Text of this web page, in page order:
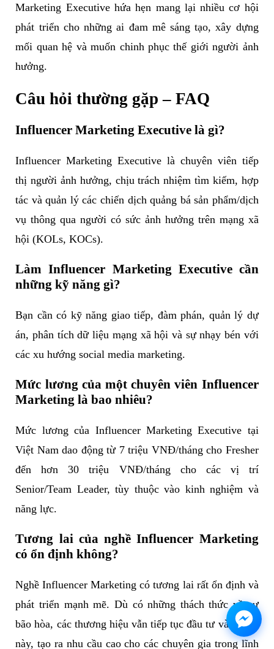
Marketing Executive hứa hẹn mang lại nhiều cơ hội
phát triển cho những ai đam mê sáng tạo, xây dựng
mối quan hệ và muốn chinh phục thế giới người ảnh
hưởng.
Câu hỏi thường gặp – FAQ
Influencer Marketing Executive là gì?
Influencer Marketing Executive là chuyên viên tiếp
thị người ảnh hưởng, chịu trách nhiệm tìm kiếm, hợp
tác và quản lý các chiến dịch quảng bá sản phẩm/dịch
vụ thông qua người có sức ảnh hưởng trên mạng xã
hội (KOLs, KOCs).
Làm Influencer Marketing Executive cần
những kỹ năng gì?
Bạn cần có kỹ năng giao tiếp, đàm phán, quản lý dự
án, phân tích dữ liệu mạng xã hội và sự nhạy bén với
các xu hướng social media marketing.
Mức lương của một chuyên viên Influencer
Marketing là bao nhiêu?
Mức lương của Influencer Marketing Executive tại
Việt Nam dao động từ 7 triệu VNĐ/tháng cho Fresher
đến hơn 30 triệu VNĐ/tháng cho các vị trí
Senior/Team Leader, tùy thuộc vào kinh nghiệm và
năng lực.
Tương lai của nghề Influencer Marketing
có ổn định không?
Nghề Influencer Marketing có tương lai rất ổn định và
phát triển mạnh mẽ. Dù có những thách thức về sự
bão hòa, các thương hiệu vẫn tiếp tục đầu tư vào kênh
này, tạo ra nhu cầu cao cho các chuyên gia trong lĩnh